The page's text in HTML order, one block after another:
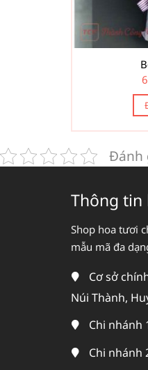
Đánh
Thông tin
Shop hoa tươi
mẫu mã đa
Cơ sở
Núi Thành,
Chi nhánh
Chi nhánh